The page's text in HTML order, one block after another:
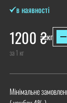
в наявності
1200 ₴кг
за 1 кг
Мінімальне